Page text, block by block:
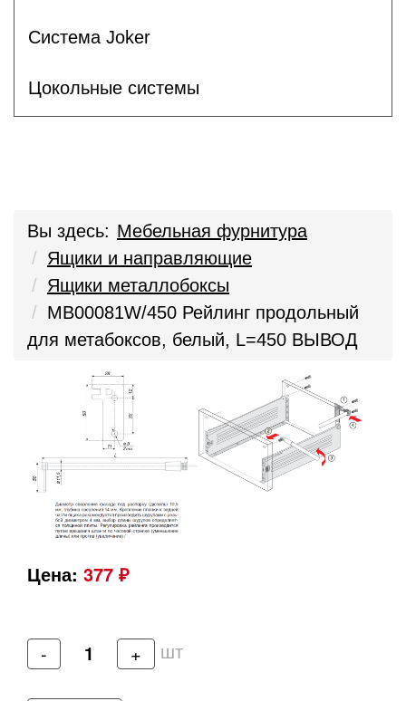
Система Joker
Цокольные системы
Вы здесь: Мебельная фурнитура
Ящики и направляющие
Ящики металлобоксы
MB00081W/450 Рейлинг продольный
для метабоксов, белый, L=450 ВЫВОД
Цена: 377 ₽
- + шт